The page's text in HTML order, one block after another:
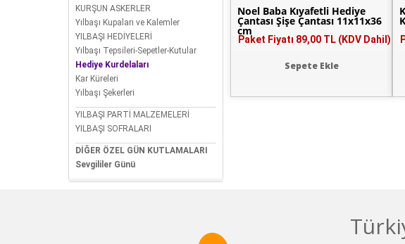
KURŞUN ASKERLER
Yılbaşı Kupaları ve Kalemler
YILBAŞI HEDİYELERİ
Yılbaşı Tepsileri-Sepetler-Kutular
Hediye Kurdelaları
Kar Küreleri
Yılbaşı Şekerleri
YILBAŞI PARTİ MALZEMELERİ
YILBAŞI SOFRALARI
DİĞER ÖZEL GÜN KUTLAMALARI
Sevgililer Günü
Noel Baba Kıyafetli Hediye
Çantası Şişe Çantası 11x11x36
cm
Paket Fiyatı 89,00 TL (KDV Dahil)
Sepete Ekle